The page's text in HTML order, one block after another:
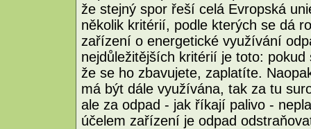
že stejný spor řeší celá Evropská
několik kritérií, podle kterých se dá
zařízení o energetické využívání
nejdůležitějších kritérií je toto:
že se ho zbavujete, zaplatíte.
má být dále využívána, tak za tu
ale za odpad - jak říkají palivo -
účelem zařízení je odpad